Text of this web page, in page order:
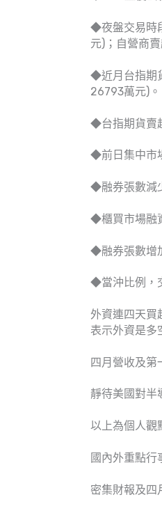
◆夜盤交易時
元)；自營商
◆近月台指期
26793萬元)。
◆台指期貨賣
◆前日集中市
◆融券張數減
◆櫃買市場融
◆融券張數增
◆當沖比例，
外資連四天買
表示外資是多
四月營收及第
靜待美國對半
以上為個人觀
國內外重點行
密集財報及四